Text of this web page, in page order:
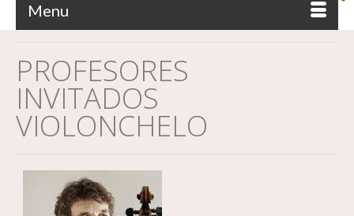
Menu
PROFESORES
INVITADOS
VIOLONCHELO